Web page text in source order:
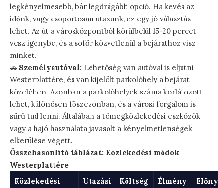
legkényelmesebb, bár legdrágább opció. Ha kevés az
időnk, vagy csoportosan utazunk, ez egy jó választás
lehet. Az út a városközpontból körülbelül 15-20 percet
vesz igénybe, és a sofőr közvetlenül a bejárathoz visz
minket.
🚗 Személyautóval: Lehetőség van autóval is eljutni
Westerplattére, és van kijelölt parkolóhely a bejárat
közelében. Azonban a parkolóhelyek száma korlátozott
lehet, különösen főszezonban, és a városi forgalom is
sűrű tud lenni. Általában a tömegközlekedési eszközök
vagy a hajó használata javasolt a kényelmetlenségek
elkerülése végett.
Összehasonlító táblázat: Közlekedési módok
Westerplattére
Közlekedési
Utazási
Költség Élmény